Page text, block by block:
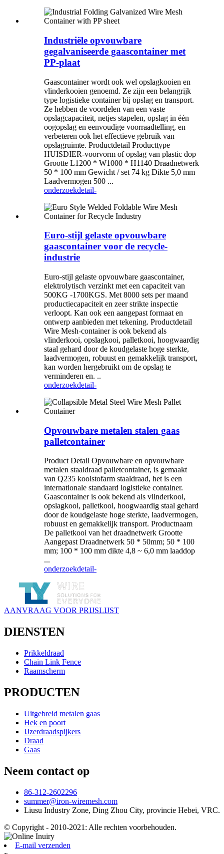
Industriële opvouwbare
gegalvaniseerde gaascontainer met
PP-plaat
Gaascontainer wordt ook wel opslagkooien en
vlinderkooien genoemd. Ze zijn een belangrijk
type logistieke container bij opslag en transport.
Ze hebben de voordelen van een vaste
opslagcapaciteit, netjes stapelen, opslag in één
oogopslag en eenvoudige voorraadtelling, en
verbeteren ook het effectieve gebruik van
opslagruimte. Productdetail Producttype
HUISDIER-voorvorm of opslag van plastic dop
Grootte L1200 * W1000 * H1140 Draadnetwerk
50 * 100 mm Gewicht / set 74 kg Dikte 5,0 mm
Laadvermogen 500 ...
onderzoekdetail-
Euro-stijl gelaste opvouwbare
gaascontainer voor de recycle-
industrie
Euro-stijl gelaste opvouwbare gaascontainer,
elektrolytisch verzinkt met een capaciteit van
500KG -1700KGS. Met 8000 sets per maand
productiecapaciteit en zeer strikte inspectie
verloopt. Kan ook een aangepast formaat en
ontwerp aanbieden met tekening. Productdetail
Wire Mesh-container is ook bekend als
vlinderkooi, opslagkooi, palletkooi, hoogwaardig
staal gehard door de koudgelaste hoge sterkte,
laadvermogen, robuust en gemakkelijk transport,
kan worden hergebruikt om de opslag te
verminderen en. ..
onderzoekdetail-
Opvouwbare metalen stalen gaas
palletcontainer
Product Detail Opvouwbare en opvouwbare
metalen staaldraad palletcontainer, is gemaakt
van Q235 koolstofarm staaldraad, het is een
internationale standaard logistieke container.
Gaascontainer is ook bekend als vlinderkooi,
opslagkooi, palletkooi, hoogwaardig staal gehard
door de koudgelaste hoge sterkte, laadvermogen,
robuust en gemakkelijk transport. Productnaam
De palletkooi van het draadnetwerk Grootte
Aangepast Draadnetwerk 50 * 50mm; 50 * 100
mm; 100 * 100 mm dikte 4,8 ~ 6,0 mm laaddop
...
onderzoekdetail-
AANVRAAG VOOR PRIJSLIJST
DIENSTEN
Prikkeldraad
Chain Link Fence
Raamscherm
PRODUCTEN
Uitgebreid metalen gaas
Hek en poort
IJzerdraadspijkers
Draad
Gaas
Neem contact op
86-312-2602296
summer@iron-wiremesh.com
Liusu Industry Zone, Ding Zhou City, provincie Hebei, VRC.
© Copyright - 2010-2021: Alle rechten voorbehouden.
E-mail verzenden